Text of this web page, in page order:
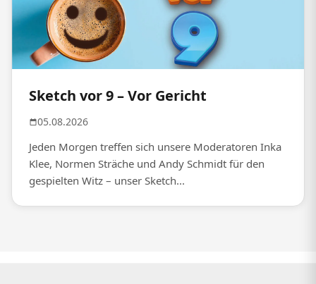
Sketch vor 9 – Vor Gericht
05.08.2026
Jeden Morgen treffen sich unsere Moderatoren Inka
Klee, Normen Sträche und Andy Schmidt für den
gespielten Witz – unser Sketch...